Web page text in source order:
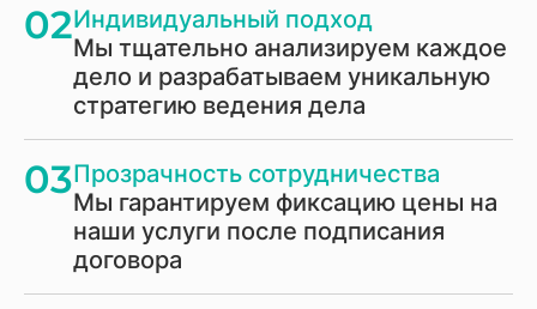
02Индивидуальный подход
Мы тщательно анализируем каждое
дело и разрабатываем уникальную
стратегию ведения дела
03Прозрачность сотрудничества
Мы гарантируем фиксацию цены на
наши услуги после подписания
договора